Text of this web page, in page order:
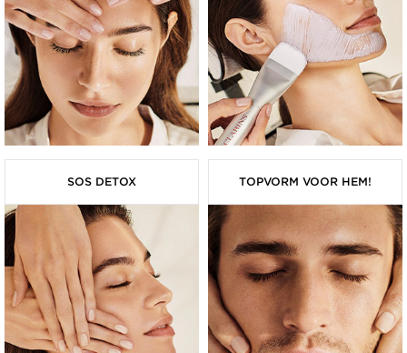
SOS DETOX TOPVORM VOOR HEM!